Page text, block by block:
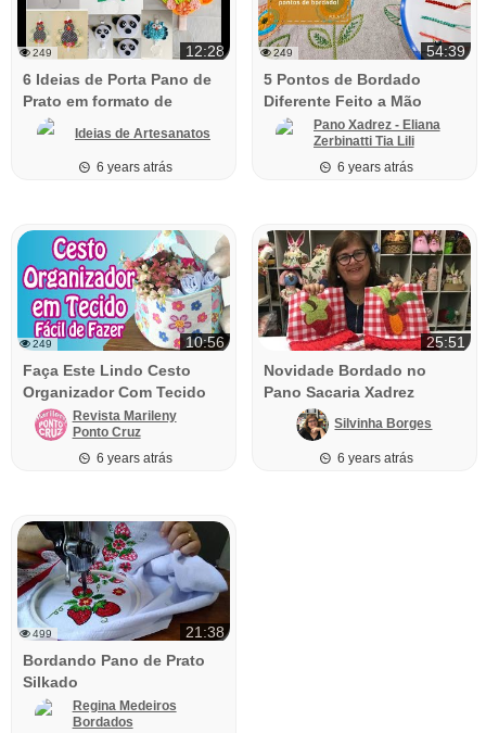
249
12:28
6 Ideias de Porta Pano de
Prato em formato de
Bichinhos Feito de Fuxico
Ideias de Artesanatos
6 years atrás
249
54:39
5 Pontos de Bordado
Diferente Feito a Mão
Pano Xadrez - Eliana
Zerbinatti Tia Lili
6 years atrás
249
10:56
Faça Este Lindo Cesto
Organizador Com Tecido
Revista Marileny
Ponto Cruz
6 years atrás
25:51
Novidade Bordado no
Pano Sacaria Xadrez
Silvinha Borges
6 years atrás
499
21:38
Bordando Pano de Prato
Silkado
Regina Medeiros
Bordados